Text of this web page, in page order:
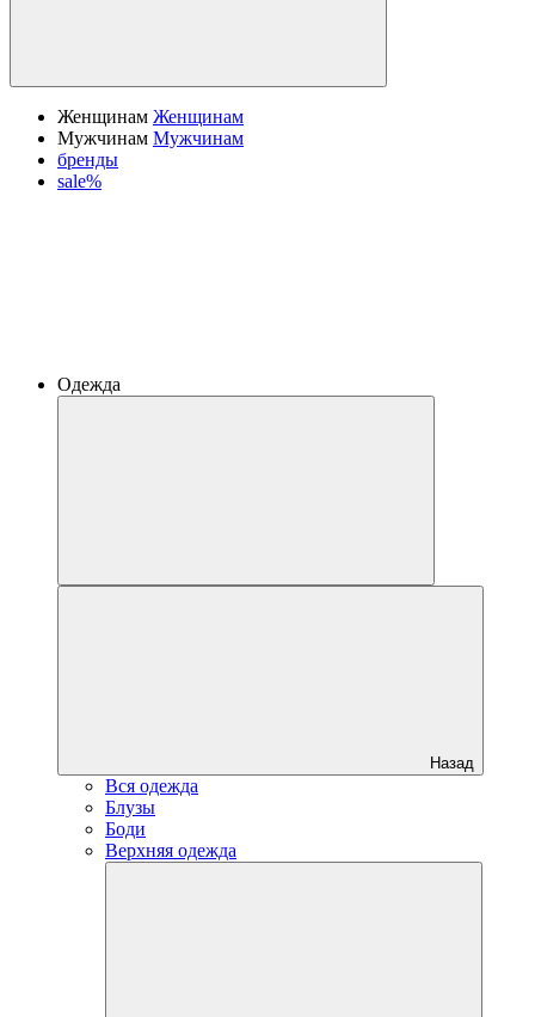
Женщинам Женщинам
Мужчинам Мужчинам
бренды
sale%
Одежда
Назад
Вся одежда
Блузы
Боди
Верхняя одежда